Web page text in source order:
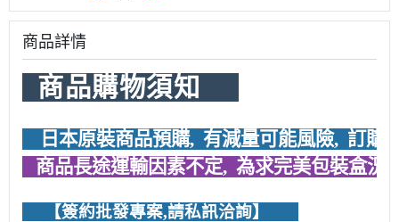
商品詳情
  商品購物須知
日本原裝商品預購,  有減量可能風險,  訂
商品長途運輸因素不定,  為求完美包裝盒況
     【簽約批發專案,請私訊洽詢
】